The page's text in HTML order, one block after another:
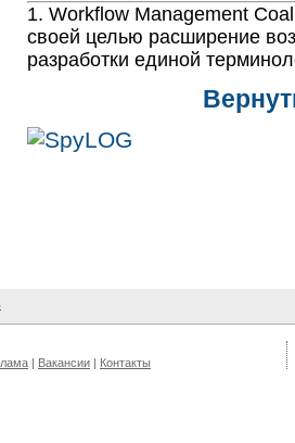
1. Workflow Management
своей целью расширение
разработки единой
| Вакансии | Контакты